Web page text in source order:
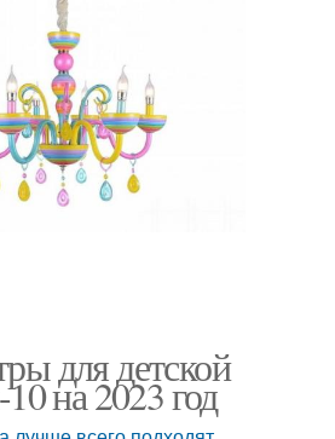
для детской
на 2023 год